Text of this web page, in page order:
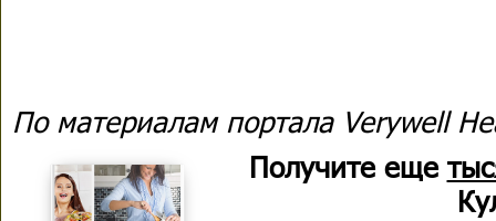
По материалам портала Verywell
Получите еще